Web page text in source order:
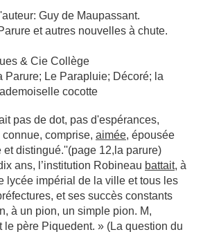
Guy de Maupassant.
et autres nouvelles à chute.
& Cie Collège
Parure; Le Parapluie; Décoré; la
cocotte
pas de dot, pas d'espérances,
comprise, aimée, épousée
et distingué.''(page 12,la parure)
ans, l’institution Robineau battait, à
lycée impérial de la ville et tous les
et ses succès constants
à un pion, un simple pion. M,
le père Piquedent. » (La question du